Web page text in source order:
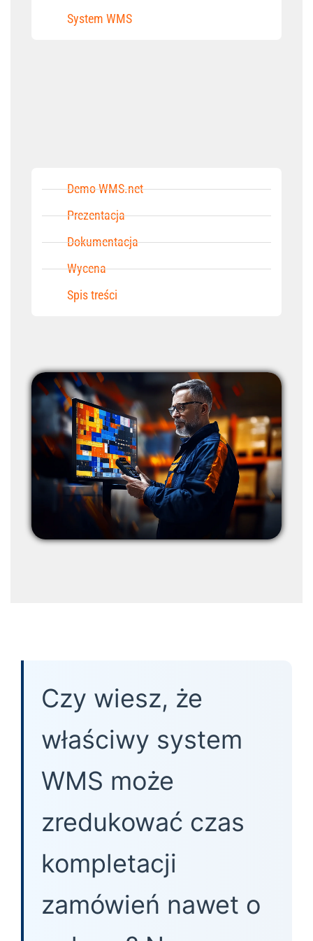
System WMS
Demo WMS.net
Prezentacja
Dokumentacja
Wycena
Spis treści
Czy wiesz, że
właściwy system
WMS może
zredukować czas
kompletacji
zamówień nawet o